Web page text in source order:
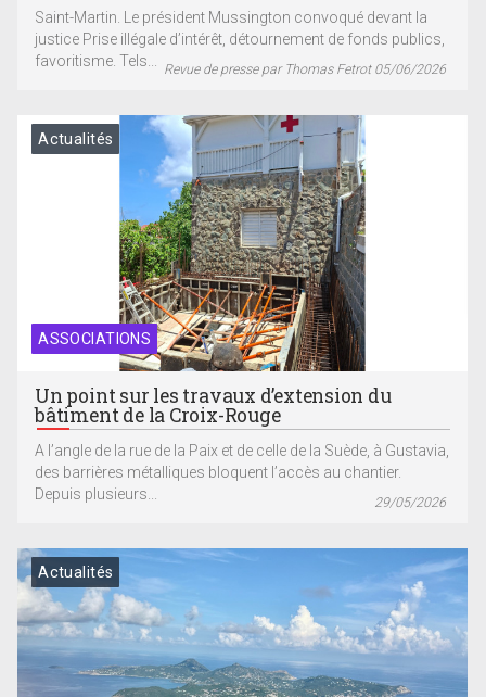
Saint-Martin. Le président Mussington convoqué devant la
justice Prise illégale d’intérêt, détournement de fonds publics,
favoritisme. Tels... Revue de presse par Thomas Fetrot 05/06/2026
ASSOCIATIONS
Actualités
Un point sur les travaux d’extension du
bâtiment de la Croix-Rouge
A l’angle de la rue de la Paix et de celle de la Suède, à Gustavia,
des barrières métalliques bloquent l’accès au chantier.
Depuis plusieurs...
29/05/2026
Actualités